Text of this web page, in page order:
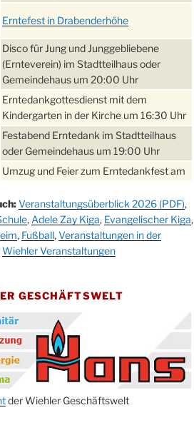
Erntefest in Drabenderhöhe
Disco für Jung und Junggebliebene
(Ernteverein) im Stadtteilhaus oder
Gemeindehaus um 20:00 Uhr
Erntedankgottesdienst mit dem
Kindergarten in der Kirche um 16:30 Uhr
Festabend Erntedank im Stadtteilhaus
oder Gemeindehaus um 19:00 Uhr
Umzug und Feier zum Erntedankfest am
Schlagerabend im Stadtteilhaus
Drabenderhöhe
Oktoberfest im Cafe XXS
10-12 Uhr
Afterwork-Andacht um 18:00 Uhr in der
Kirche
Sandmännchen-Gottesdienst in der
Kirche oder im Ev. Gemeindehaus um
18:00 Uhr
Oktoberfest MGV im Stadtteilhaus um
Veranstaltungsüberblick 2026 (PDF),
, Adele Zay Kiga, Evangelischer Kiga,
, Fußball,Veranstaltungen in der
Wiehler Veranstaltungen
GESCHÄFTSWELT
der Wiehler Geschäftswelt